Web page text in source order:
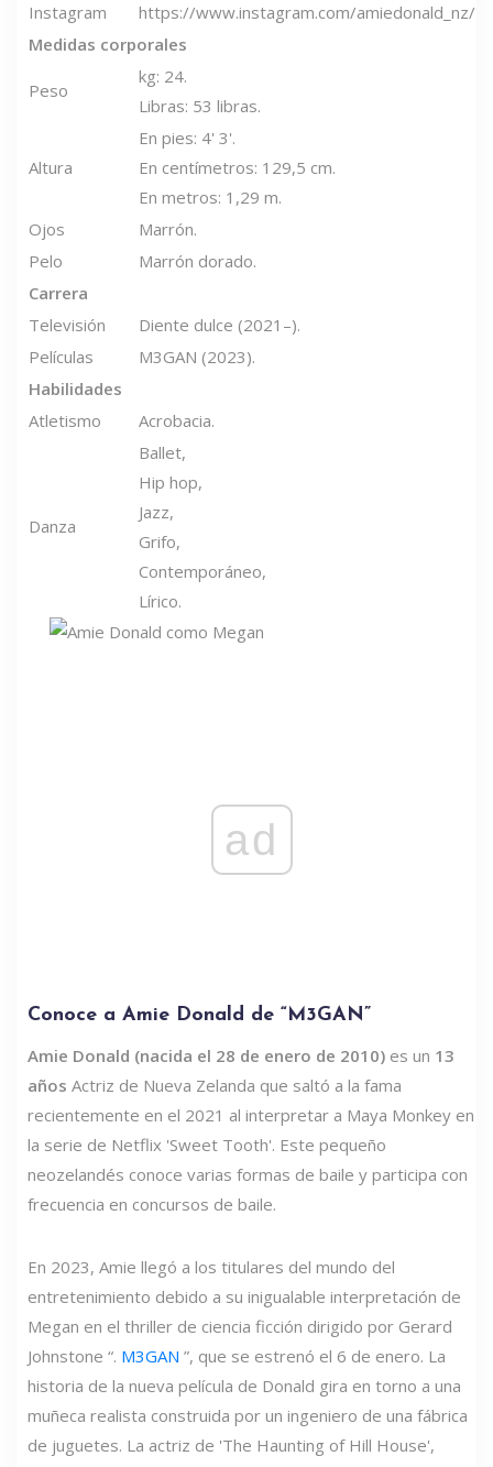
Instagram
https://www.instagram.com/amiedonald_nz/
Medidas corporales
Peso
kg: 24.
Libras: 53 libras.
Altura
En pies: 4' 3'.
En centímetros: 129,5 cm.
En metros: 1,29 m.
Ojos
Marrón.
Pelo
Marrón dorado.
Carrera
Televisión
Diente dulce (2021–).
Películas
M3GAN (2023).
Habilidades
Atletismo
Acrobacia.
Danza
Ballet,
Hip hop,
Jazz,
Grifo,
Contemporáneo,
Lírico.
ad
Conoce a Amie Donald de “M3GAN”
Amie Donald (nacida el 28 de enero de 2010) es un 13
años Actriz de Nueva Zelanda que saltó a la fama
recientemente en el 2021 al interpretar a Maya Monkey en
la serie de Netflix 'Sweet Tooth'. Este pequeño
neozelandés conoce varias formas de baile y participa con
frecuencia en concursos de baile.
En 2023, Amie llegó a los titulares del mundo del
entretenimiento debido a su inigualable interpretación de
Megan en el thriller de ciencia ficción dirigido por Gerard
Johnstone “. M3GAN ”, que se estrenó el 6 de enero. La
historia de la nueva película de Donald gira en torno a una
muñeca realista construida por un ingeniero de una fábrica
de juguetes. La actriz de 'The Haunting of Hill House',